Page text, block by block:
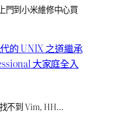
門到小米維修中心買
的 UNIX 之道繼承
大家庭全入
不到 Vim, HH…